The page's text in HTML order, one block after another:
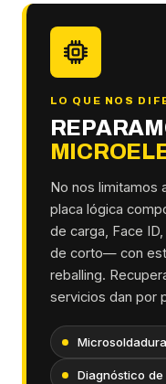
LO QUE NOS
No nos limitamos
placa lógica
de carga, Face
de corto— con
reballing.
servicios dan por
Diagnóstico